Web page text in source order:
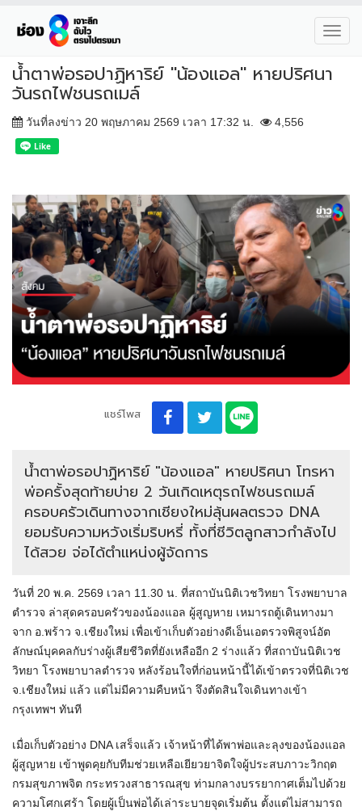
น้ำตาพ่อรอปาฏิหาริย์ "น้องแอล" หายปริศนา
วันรถไฟชนรถเมล์
วันที่ลงข่าว 20 พฤษภาคม 2569 เวลา 17:32 น. 4,556
แชร์โพส
น้ำตาพ่อรอปาฏิหาริย์ "น้องแอล" หายปริศนา โทรหา
พ่อครั้งสุดท้ายบ่าย 2 วันเกิดเหตุรถไฟชนรถเมล์
ครอบครัวเดินทางจากเชียงใหม่ลุ้นผลตรวจ DNA
ยอมรับความหวังเริ่มริบหรี่ ทั้งที่ชีวิตลูกสาวกำลังไป
ได้สวย จ่อได้ตำแหน่งผู้จัดการ
วันที่ 20 พ.ค. 2569 เวลา 11.30 น. ที่สถาบันนิติเวชวิทยา โรงพยาบาล
ตำรวจ ล่าสุดครอบครัวของน้องแอล ผู้สูญหาย เหมารถตู้เดินทางมา
จาก อ.พร้าว จ.เชียงใหม่ เพื่อเข้าเก็บตัวอย่างดีเอ็นเอตรวจพิสูจน์อัต
ลักษณ์บุคคลกับร่างผู้เสียชีวิตที่ยังเหลืออีก 2 ร่างแล้ว ที่สถาบันนิติเวช
วิทยา โรงพยาบาลตำรวจ หลังร้อนใจที่ก่อนหน้านี้ได้เข้าตรวจที่นิติเวช
จ.เชียงใหม่ แล้ว แต่ไม่มีความคืบหน้า จึงตัดสินใจเดินทางเข้า
กรุงเทพฯ ทันที
เมื่อเก็บตัวอย่าง DNA เสร็จแล้ว เจ้าหน้าที่ได้พาพ่อและลุงของน้องแอล
ผู้สูญหาย เข้าพูดคุยกับทีมช่วยเหลือเยียวยาจิตใจผู้ประสบภาวะวิกฤต
กรมสุขภาพจิต กระทรวงสาธารณสุข ท่ามกลางบรรยากาศเต็มไปด้วย
ความโศกเศร้า โดยผู้เป็นพ่อได้เล่าระบายจุดเริ่มต้น ตั้งแต่ไม่สามารถ